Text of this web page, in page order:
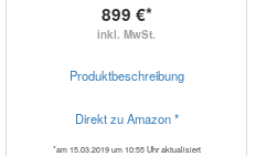
899 €*
inkl. MwSt.
Produktbeschreibung
Direkt zu Amazon *
*am 15.03.2019 um 10:55 Uhr aktualisiert